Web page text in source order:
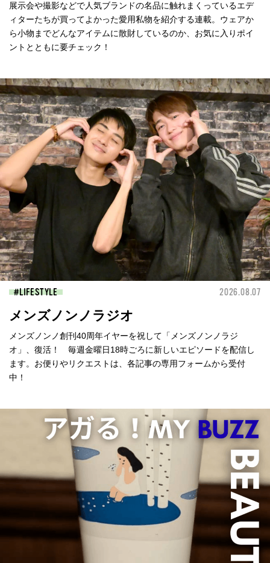
展示会や撮影などで人気ブランドの名品に触れまくっているエデ
ィターたちが買ってよかった愛用私物を紹介する連載。ウェアか
ら小物までどんなアイテムに散財しているのか、お気に入りポイ
ントとともに要チェック！
LIFESTYLE 2026.08.07
メンズノンノラジオ
メンズノンノ創刊40周年イヤーを祝して「メンズノンノラジ
オ」、復活！ 毎週金曜日18時ごろに新しいエピソードを配信し
ます。お便りやリクエストは、各記事の専用フォームから受付
中！